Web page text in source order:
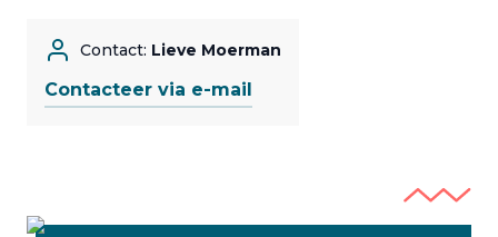
Contact: Lieve Moerman
Contacteer via e-mail